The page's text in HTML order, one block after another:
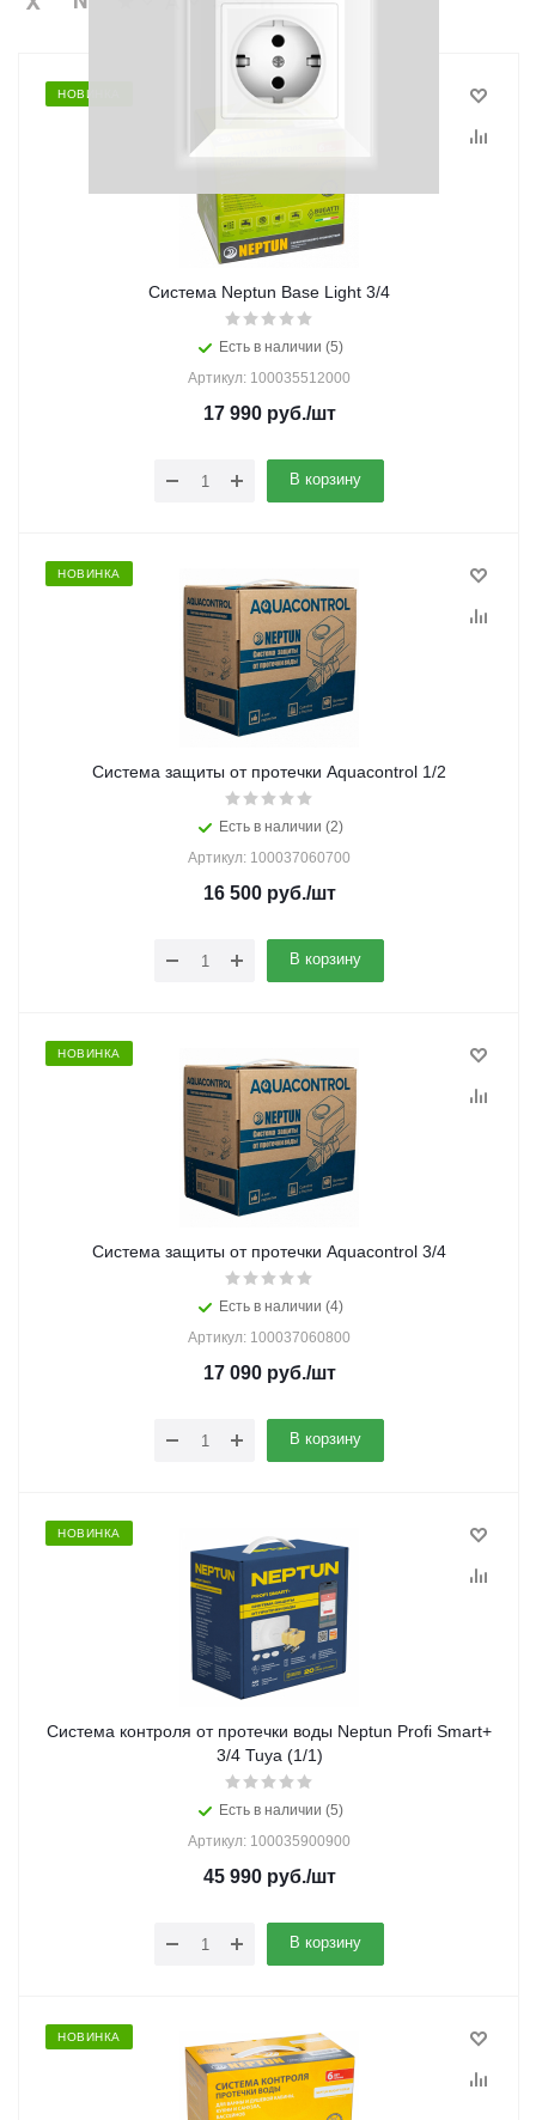
НОВИНКА
Система Neptun Base Light 3/4
Есть в наличии (5)
Артикул: 100035512000
17 990руб./шт
В корзину
НОВИНКА
Система защиты от протечки Aquacontrol 1/2
Есть в наличии (2)
Артикул: 100037060700
16 500руб./шт
В корзину
НОВИНКА
Система защиты от протечки Aquacontrol 3/4
Есть в наличии (4)
Артикул: 100037060800
17 090руб./шт
В корзину
НОВИНКА
Система контроля от протечки воды Neptun Profi Smart+
3/4 Tuya (1/1)
Есть в наличии (5)
Артикул: 100035900900
45 990руб./шт
В корзину
НОВИНКА